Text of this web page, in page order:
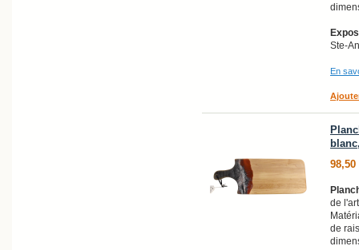
Ste-
En
98,50
de
de